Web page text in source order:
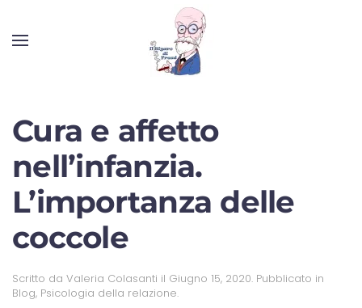
Cura e affetto
nell’infanzia.
L’importanza delle
coccole
Scritto da Valeria Colasanti il Giugno 15, 2020. Pubblicato in
Blog, Psicologia della relazione.